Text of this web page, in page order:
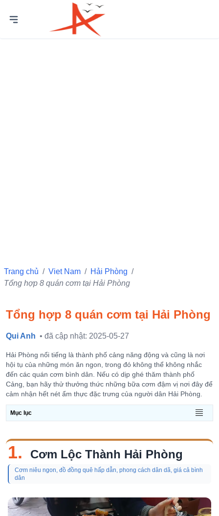
Trang chủ / Viet Nam / Hải Phòng /
Tổng hợp 8 quán cơm tại Hải Phòng
Tổng hợp 8 quán cơm tại Hải Phòng
Qui Anh • đã cập nhật: 2025-05-27
Hải Phòng nổi tiếng là thành phố cảng năng động và cũng là nơi
hội tụ của những món ăn ngon, trong đó không thể không nhắc
đến các quán cơm bình dân. Nếu có dịp ghé thăm thành phố
Cảng, bạn hãy thử thưởng thức những bữa cơm đậm vị nơi đây để
cảm nhận hết nét ẩm thực đặc trưng của người dân Hải Phòng.
Mục lục
1. Cơm Lộc Thành Hải Phòng
Cơm niêu ngon, đồ đồng quê hấp dẫn, phong cách dân dã, giá cả bình
dân